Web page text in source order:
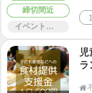
締切間近
イベント・セミナー・交流会
ラ
